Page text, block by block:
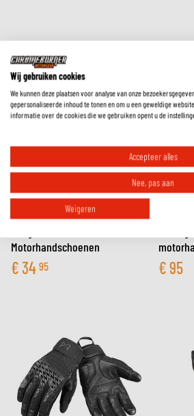
Rebelhorn
Motorhandschoenen
€34 95 €95
Wij gebruiken cookies
We kunnen deze plaatsen voor analyse van onze
gepersonaliseerde inhoud te tonen en om u een geweldige
informatie over de cookies die we gebruiken opent u de
Accepteer alles
Nee, pas aan
Weigeren